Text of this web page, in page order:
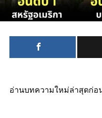
อ่านบทความใหม่ล่าสุดก่อ